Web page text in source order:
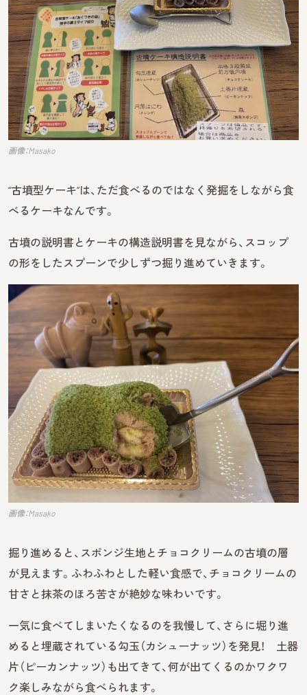
画像：Masako
“古墳型ケーキ”は、ただ食べるのではなく発掘をしながら食
べるケーキなんです。
古墳の説明書とケーキの構造説明書を見ながら、スコップ
の形をしたスプーンで少しずつ掘り進めていきます。
画像：Masako
掘り進めると、スポンジ生地とチョコクリームの古墳の層
が見えます。ふわふわとした軽い食感で、チョコクリームの
甘さと抹茶のほろ苦さが絶妙な味わいです。
一気に食べてしまいたくなるのを我慢して、さらに堀り進
めると埋蔵されている勾玉（カシューナッツ）を発見！ 土器
片（ピーカンナッツ）も出てきて、何が出てくるのかワクワ
ク楽しみながら食べられます。